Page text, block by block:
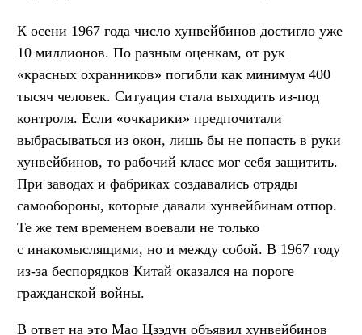
К осени 1967 года число хунвейбинов достигло уже
10 миллионов. По разным оценкам, от рук
«красных охранников» погибли как минимум 400
тысяч человек. Ситуация стала выходить из-под
контроля. Если «очкарики» предпочитали
выбрасываться из окон, лишь бы не попасть в руки
хунвейбинов, то рабочий класс мог себя защитить.
При заводах и фабриках создавались отряды
самообороны, которые давали хунвейбинам отпор.
Те же тем временем воевали не только
с инакомыслящими, но и между собой. В 1967 году
из-за беспорядков Китай оказался на пороге
гражданской войны.
В ответ на это Мао Цзэдун объявил хунвейбинов